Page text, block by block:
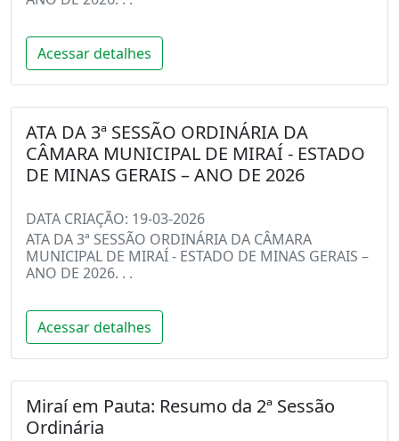
Acessar detalhes
ATA DA 3ª SESSÃO ORDINÁRIA DA
CÂMARA MUNICIPAL DE MIRAÍ - ESTADO
DE MINAS GERAIS – ANO DE 2026
DATA CRIAÇÃO: 19-03-2026
ATA DA 3ª SESSÃO ORDINÁRIA DA CÂMARA
MUNICIPAL DE MIRAÍ - ESTADO DE MINAS GERAIS –
ANO DE 2026. . .
Acessar detalhes
Miraí em Pauta: Resumo da 2ª Sessão
Ordinária